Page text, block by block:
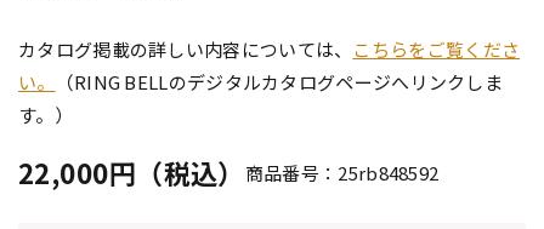
カタログ掲載の詳しい内容については、 こちらをご覧くださ
い。
（RING BELLのデジタルカタログページへリンクしま
す。）
22,000円（税込） 商品番号：25rb848592